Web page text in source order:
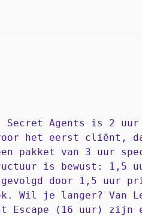
Secret Agents is 2 uur
het eerst cliënt,
pakket van 3 uur
is bewust: 1,5
door 1,5 uur
Wil je langer? Van Le
Escape (16 uur) zijn